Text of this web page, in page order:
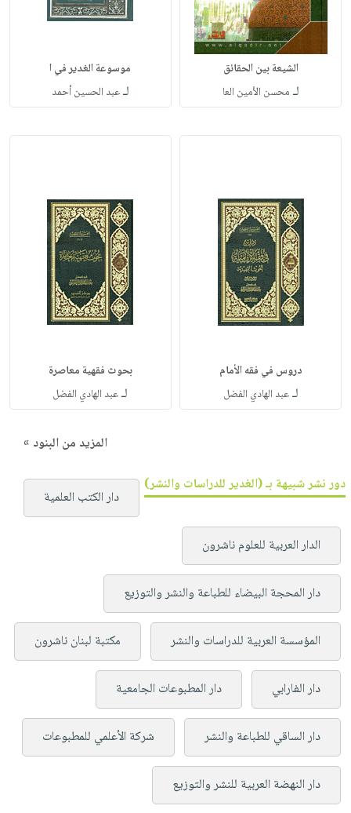
الشيعة بين الحقائق
لـ محسن الأمين العا
موسوعة الغدير في ا
لـعبد الحسين أحمد
دروس في فقه الأمام
لـعبد الهادي الفضل
بحوث فقهية معاصرة
لـعبد الهادي الفضل
المزيد من البنود »
دور نشر شبيهة بـ (الغدير للدراسات والنشر)
دار الكتب العلمية
الدار العربية للعلوم ناشرون
دار المحجة البيضاء للطباعة والنشر والتوزيع
المؤسسة العربية للدراسات والنشر مكتبة لبنان ناشرون
دار الفارابي دار المطبوعات الجامعية
دار الساقي للطباعة والنشر شركة الأعلمي للمطبوعات
دار النهضة العربية للنشر والتوزيع